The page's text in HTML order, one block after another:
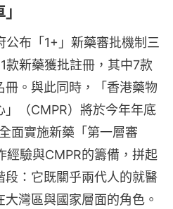
布「1+」新藥審批機制三
款新藥獲批註冊，其中7款
。與此同時，「香港藥物
（CMPR）將於今年年底
面實施新藥「第一層審
經驗與CMPR的籌備，拼起
：它既關乎兩代人的就醫
灣區與國家層面的角色。